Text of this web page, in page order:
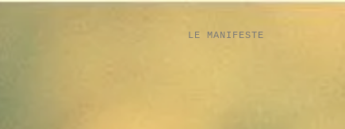
LE MANIFESTE